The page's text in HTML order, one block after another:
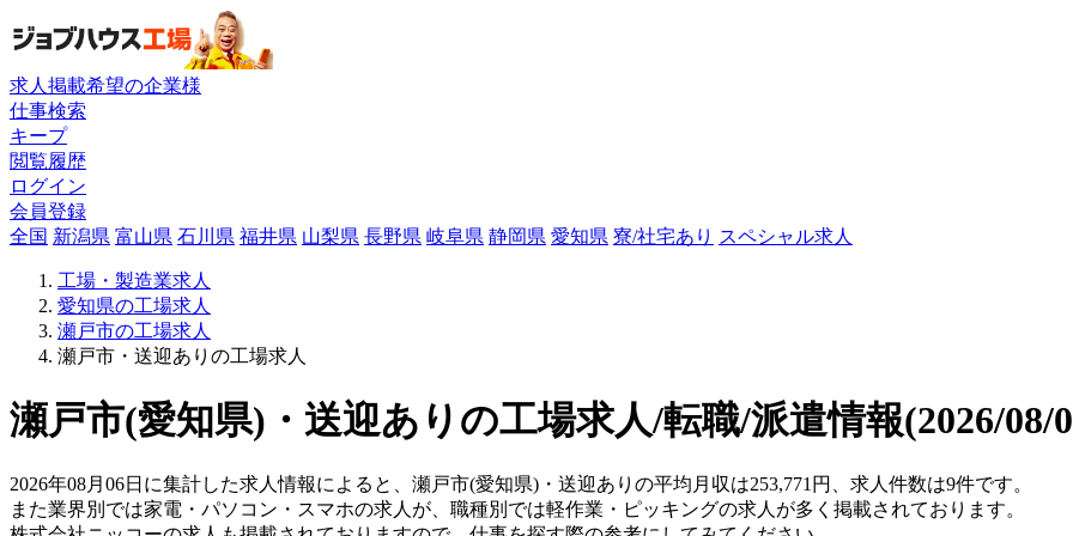
求人掲載希望の企業様
仕事検索
キープ
閲覧履歴
ログイン
会員登録
全国 新潟県 富山県 石川県 福井県 山梨県 長野県 岐阜県 静岡県 愛知県 寮/社宅あり スペシャル求人
工場・製造業求人
愛知県の工場求人
瀬戸市の工場求人
瀬戸市・送迎ありの工場求人
瀬戸市(愛知県)・送迎ありの工場求人/転職/派遣情報(2026/08/
2026年08月06日に集計した求人情報によると、瀬戸市(愛知県)・送迎ありの平均月収は253,771円、求人件数は9件です。
また業界別では家電・パソコン・スマホの求人が、職種別では軽作業・ピッキングの求人が多く掲載されております。